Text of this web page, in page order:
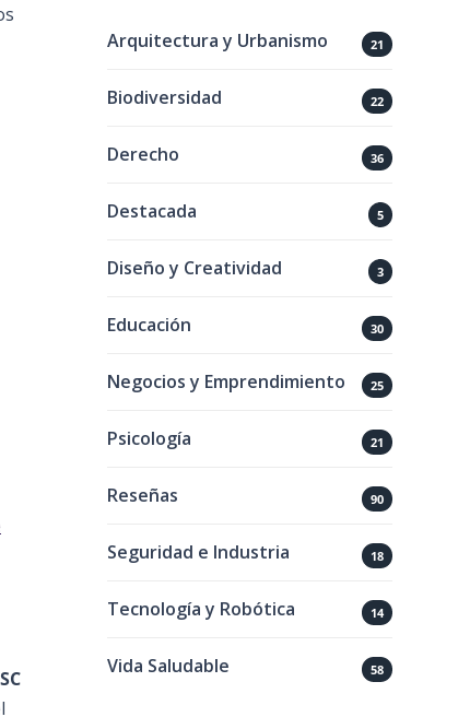
Arquitectura y Urbanismo 21
Biodiversidad 22
Derecho 36
Destacada 5
Diseño y Creatividad 3
Educación 30
Negocios y Emprendimiento 25
Psicología 21
Reseñas 90
Seguridad e Industria 18
Tecnología y Robótica 14
Vida Saludable 58